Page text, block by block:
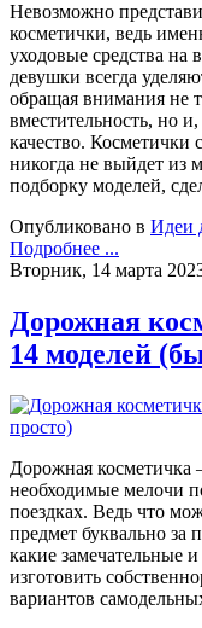
Невозможно
косметички, ведь
уходовые средства
девушки всегда
обращая внимания не
вместительность, но
качество. Косметички
никогда не выйдет из
подборку моделей,
Опубликовано в Идеи
Подробнее ...
Вторник, 14 марта
Дорожная
14 моделей
Дорожная косметичка
необходимые мелочи
поездках. Ведь что
предмет буквально
какие замечательные
изготовить
вариантов